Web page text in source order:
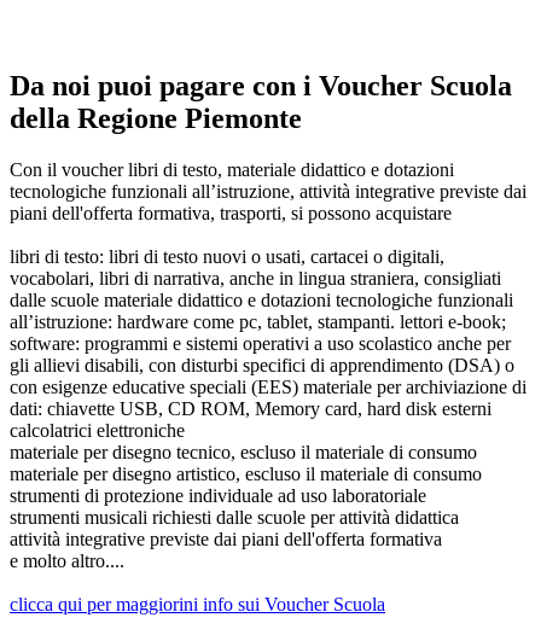
Da noi puoi pagare con i Voucher Scuola
della Regione Piemonte
Con il voucher libri di testo, materiale didattico e dotazioni
tecnologiche funzionali all’istruzione, attività integrative previste dai
piani dell'offerta formativa, trasporti, si possono acquistare
libri di testo: libri di testo nuovi o usati, cartacei o digitali,
vocabolari, libri di narrativa, anche in lingua straniera, consigliati
dalle scuole materiale didattico e dotazioni tecnologiche funzionali
all’istruzione: hardware come pc, tablet, stampanti. lettori e-book;
software: programmi e sistemi operativi a uso scolastico anche per
gli allievi disabili, con disturbi specifici di apprendimento (DSA) o
con esigenze educative speciali (EES) materiale per archiviazione di
dati: chiavette USB, CD ROM, Memory card, hard disk esterni
calcolatrici elettroniche
materiale per disegno tecnico, escluso il materiale di consumo
materiale per disegno artistico, escluso il materiale di consumo
strumenti di protezione individuale ad uso laboratoriale
strumenti musicali richiesti dalle scuole per attività didattica
attività integrative previste dai piani dell'offerta formativa
e molto altro....
clicca qui per maggiorini info sui Voucher Scuola